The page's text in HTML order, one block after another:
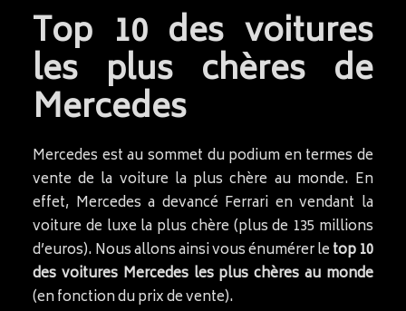
LA SOCIÉTÉ
LES VÉHICULES
TARIFS
ACTUALITÉS
NOUS CONTACTER
Top 10 des voitures
les plus chères de
Mercedes
Mercedes est au sommet du podium en termes de
vente de la voiture la plus chère au monde. En
effet, Mercedes a devancé Ferrari en vendant la
voiture de luxe la plus chère (plus de 135 millions
d’euros). Nous allons ainsi vous énumérer letop 10
des voitures Mercedes les plus chères au monde
(en fonction du prix de vente).